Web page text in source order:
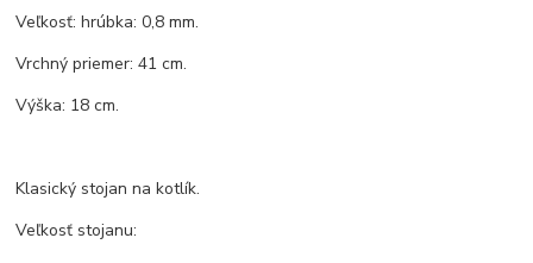
Veľkosť: hrúbka: 0,8 mm.
Vrchný priemer: 41 cm.
Výška: 18 cm.
Klasický stojan na kotlík.
Veľkosť stojanu: